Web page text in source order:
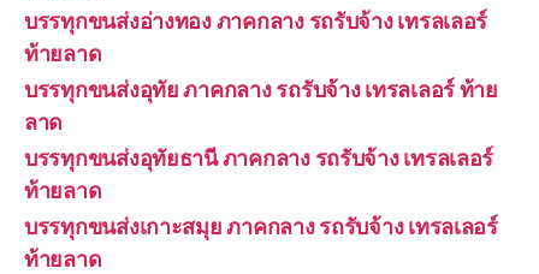
บรรทุกขนส่งอ่างทอง ภาคกลาง รถรับจ้าง เทรลเลอร์
ท้ายลาด
บรรทุกขนส่งอุทัย ภาคกลาง รถรับจ้าง เทรลเลอร์ ท้าย
ลาด
บรรทุกขนส่งอุทัยธานี ภาคกลาง รถรับจ้าง เทรลเลอร์
ท้ายลาด
บรรทุกขนส่งเกาะสมุย ภาคกลาง รถรับจ้าง เทรลเลอร์
ท้ายลาด